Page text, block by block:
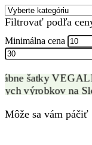
Filtrovať podľa
Minimálna cena
Môže sa vám páčiť